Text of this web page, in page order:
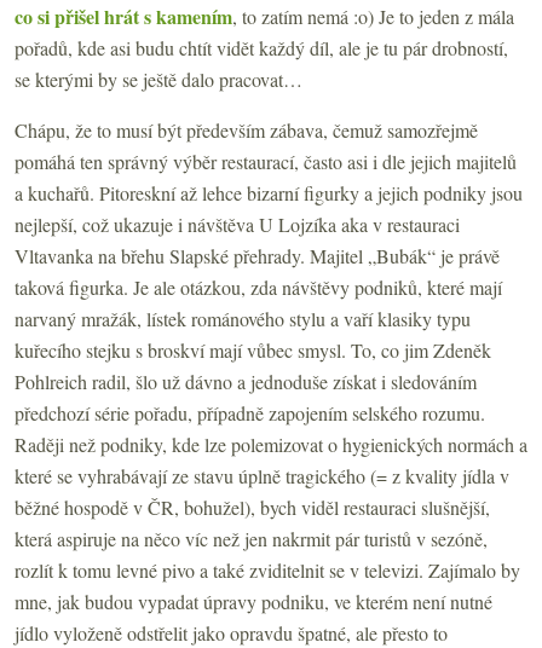
co si přišel hrát s kamením, to zatím nemá :o) Je to jeden z mála
pořadů, kde asi budu chtít vidět každý díl, ale je tu pár drobností,
se kterými by se ještě dalo pracovat…
Chápu, že to musí být především zábava, čemuž samozřejmě
pomáhá ten správný výběr restaurací, často asi i dle jejich majitelů
a kuchařů. Pitoreskní až lehce bizarní figurky a jejich podniky jsou
nejlepší, což ukazuje i návštěva U Lojzíka aka v restauraci
Vltavanka na břehu Slapské přehrady. Majitel „Bubák“ je právě
taková figurka. Je ale otázkou, zda návštěvy podniků, které mají
narvaný mražák, lístek románového stylu a vaří klasiky typu
kuřecího stejku s broskví mají vůbec smysl. To, co jim Zdeněk
Pohlreich radil, šlo už dávno a jednoduše získat i sledováním
předchozí série pořadu, případně zapojením selského rozumu.
Raději než podniky, kde lze polemizovat o hygienických normách a
které se vyhrabávají ze stavu úplně tragického (= z kvality jídla v
běžné hospodě v ČR, bohužel), bych viděl restauraci slušnější,
která aspiruje na něco víc než jen nakrmit pár turistů v sezóně,
rozlít k tomu levné pivo a také zviditelnit se v televizi. Zajímalo by
mne, jak budou vypadat úpravy podniku, ve kterém není nutné
jídlo vyloženě odstřelit jako opravdu špatné, ale přesto to